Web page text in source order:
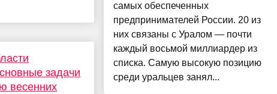
задачи
весенних
самых обеспеченных
предпринимателей России. 20 из
них связаны с Уралом — почти
каждый восьмой миллиардер из
списка. Самую высокую позицию
среди уральцев занял...